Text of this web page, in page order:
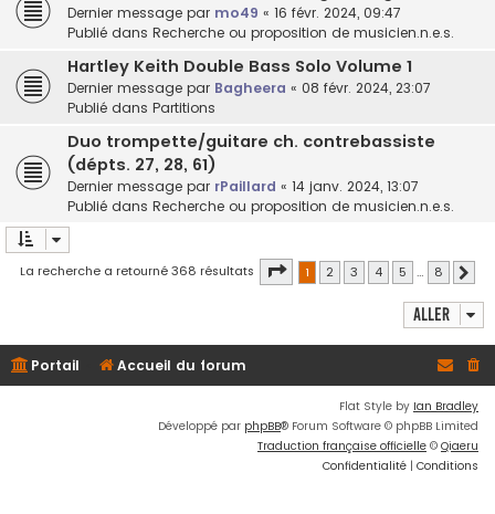
Dernier message par mo49 « 16 févr. 2024, 09:47
Publié dans Recherche ou proposition de musicien.n.e.s.
Hartley Keith Double Bass Solo Volume 1
Dernier message par Bagheera « 08 févr. 2024, 23:07
Publié dans Partitions
Duo trompette/guitare ch. contrebassiste
(dépts. 27, 28, 61)
Dernier message par rPaillard « 14 janv. 2024, 13:07
Publié dans Recherche ou proposition de musicien.n.e.s.
La recherche a retourné 368 résultats Page 1sur8
1 2 3 4 5 … 8
Aller
Portail Accueil du forum
Flat Style by Ian Bradley
Développé par phpBB® Forum Software © phpBB Limited
Traduction française officielle © Qiaeru
Confidentialité | Conditions